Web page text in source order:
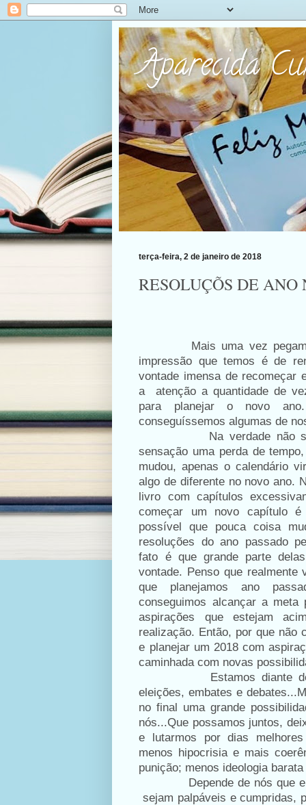
Aparecida
terça-feira, 2 de janeiro de 2018
RESOLUÇÕS DE ANO
Mais uma vez pegamos
impressão que temos é de
vontade imensa de recomeçar
a
atenção a quantidade de
para planejar o novo
conseguíssemos algumas de
Na verdade não
sensação uma perda de
mudou, apenas o calendário
algo de diferente no novo ano.
livro com capítulos
começar um novo capítulo
possível que pouca coisa
resoluções do ano passado
fato é que grande parte
vontade. Penso que realmente
que planejamos ano
conseguimos alcançar a
aspirações que estejam
realização. Então, por que não
e planejar um 2018 com
caminhada com novas
Estamos diante
eleições, embates e
no final uma grande
nós...Que possamos juntos,
e lutarmos por dias
menos hipocrisia e mais
punição; menos ideologia
Depende de nós que
sejam palpáveis e cumpridas,